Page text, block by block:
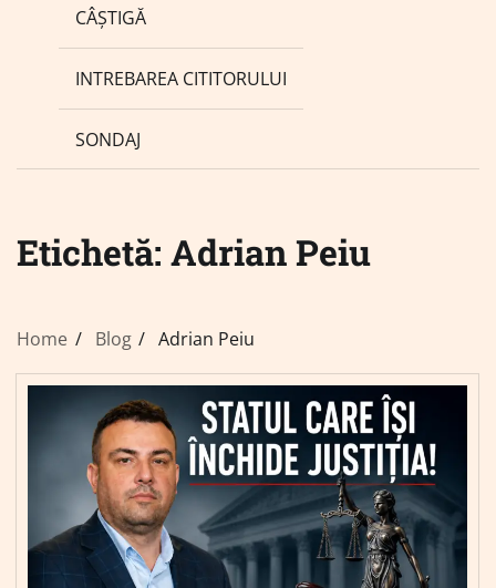
CÂȘTIGĂ
INTREBAREA CITITORULUI
SONDAJ
Etichetă: Adrian Peiu
Home Blog Adrian Peiu